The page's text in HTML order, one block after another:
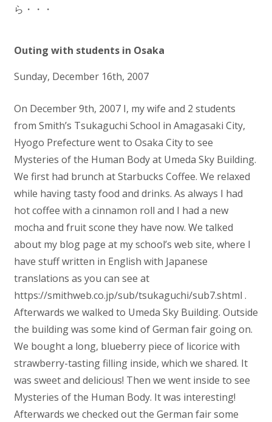
ら・・・
Outing with students in Osaka
Sunday, December 16th, 2007
On December 9th, 2007 I, my wife and 2 students
from Smith’s Tsukaguchi School in Amagasaki City,
Hyogo Prefecture went to Osaka City to see
Mysteries of the Human Body at Umeda Sky Building.
We first had brunch at Starbucks Coffee. We relaxed
while having tasty food and drinks. As always I had
hot coffee with a cinnamon roll and I had a new
mocha and fruit scone they have now. We talked
about my blog page at my school’s web site, where I
have stuff written in English with Japanese
translations as you can see at
https://smithweb.co.jp/sub/tsukaguchi/sub7.shtml .
Afterwards we walked to Umeda Sky Building. Outside
the building was some kind of German fair going on.
We bought a long, blueberry piece of licorice with
strawberry-tasting filling inside, which we shared. It
was sweet and delicious! Then we went inside to see
Mysteries of the Human Body. It was interesting!
Afterwards we checked out the German fair some